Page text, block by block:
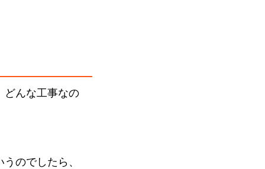
どんな工事なの
のでしたら、